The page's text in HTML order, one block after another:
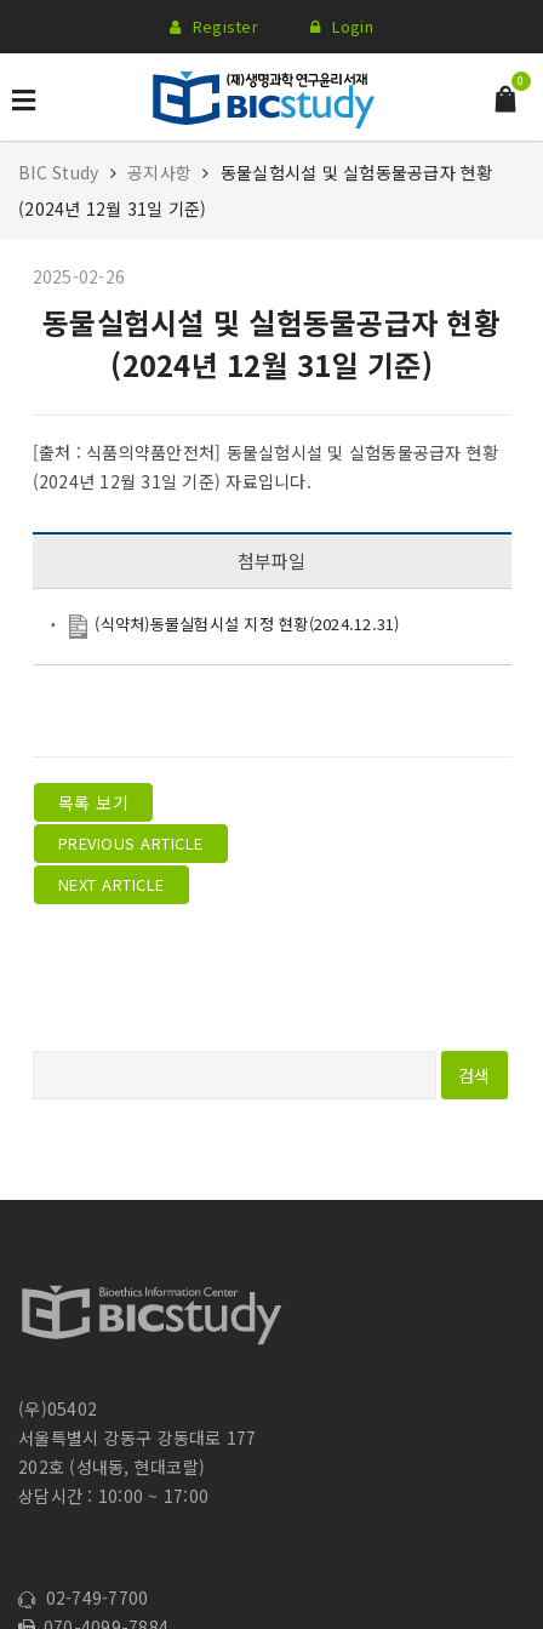
Register Login
0
BIC Study 공지사항
동물실험시설 및 실험동물공급자 현황
(2024년 12월 31일 기준)
2025-02-26
동물실험시설 및 실험동물공급자 현황
(2024년 12월 31일 기준)
[출처 : 식품의약품안전처] 동물실험시설 및 실험동물공급자 현황
(2024년 12월 31일 기준) 자료입니다.
첨부파일
(식약처)동물실험시설 지정 현황(2024.12.31)
목록 보기
PREVIOUS ARTICLE
NEXT ARTICLE
(우)05402
서울특별시 강동구 강동대로 177
202호 (성내동, 현대코랄)
상담시간 : 10:00 ~ 17:00
02-749-7700